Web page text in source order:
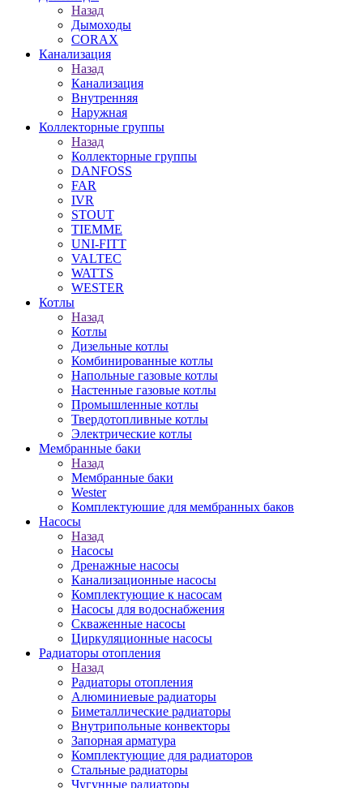
Назад
Дымоходы
CORAX
Канализация
Назад
Канализация
Внутренняя
Наружная
Коллекторные группы
Назад
Коллекторные группы
DANFOSS
FAR
IVR
STOUT
TIEMME
UNI-FITT
VALTEC
WATTS
WESTER
Котлы
Назад
Котлы
Дизельные котлы
Комбинированные котлы
Напольные газовые котлы
Настенные газовые котлы
Промышленные котлы
Твердотопливные котлы
Электрические котлы
Мембранные баки
Назад
Мембранные баки
Wester
Комплектуюшие для мембранных баков
Насосы
Назад
Насосы
Дренажные насосы
Канализационные насосы
Комплектующие к насосам
Насосы для водоснабжения
Скваженные насосы
Циркуляционные насосы
Радиаторы отопления
Назад
Радиаторы отопления
Алюминиевые радиаторы
Биметаллические радиаторы
Внутрипольные конвекторы
Запорная арматура
Комплектующие для радиаторов
Стальные радиаторы
Чугунные радиаторы